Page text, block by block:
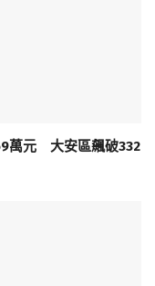
萬元 大安區飆破332